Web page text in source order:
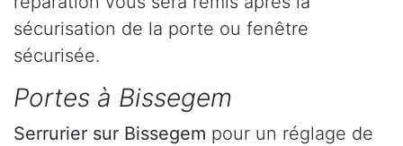
sécurisation de la porte ou fenêtre
sécurisée.
Portes à Bissegem
Serrurier sur Bissegem pour un réglage de